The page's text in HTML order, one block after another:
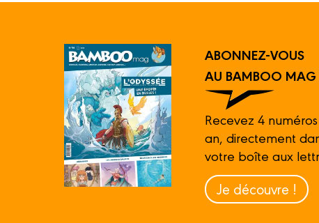
ABONNEZ-VOUS
AU BAMBOO
Recevez 4
an, directement
votre boîte aux
Je découvre !